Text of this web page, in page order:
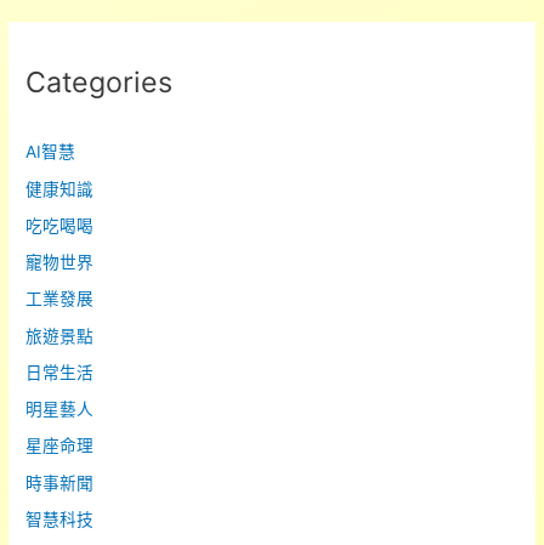
Categories
AI智慧
健康知識
吃吃喝喝
寵物世界
工業發展
旅遊景點
日常生活
明星藝人
星座命理
時事新聞
智慧科技